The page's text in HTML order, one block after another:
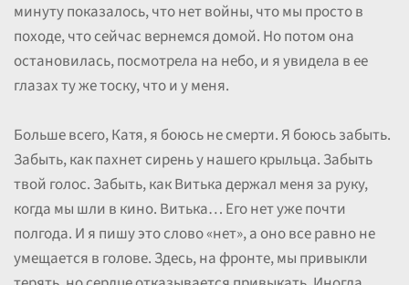
минуту показалось, что нет войны, что мы просто в
походе, что сейчас вернемся домой. Но потом она
остановилась, посмотрела на небо, и я увидела в ее
глазах ту же тоску, что и у меня.
Больше всего, Катя, я боюсь не смерти. Я боюсь забыть.
Забыть, как пахнет сирень у нашего крыльца. Забыть
твой голос. Забыть, как Витька держал меня за руку,
когда мы шли в кино. Витька… Его нет уже почти
полгода. И я пишу это слово «нет», а оно все равно не
умещается в голове. Здесь, на фронте, мы привыкли